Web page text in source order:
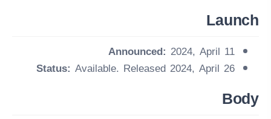
Launch
Announced: 2024, April 11
Status: Available. Released 2024, April 26
Body